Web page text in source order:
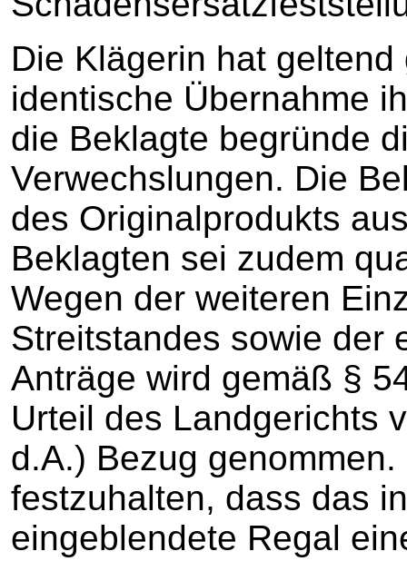
Die Klägerin hat
identische Übernahme
die Beklagte begründe
Verwechslungen. Die
des Originalprodukts
Beklagten sei zudem
Wegen der weiteren
Streitstandes sowie der
Anträge wird gemäß §
Urteil des Landgerichts
d.A.) Bezug
festzuhalten, dass das
eingeblendete Regal